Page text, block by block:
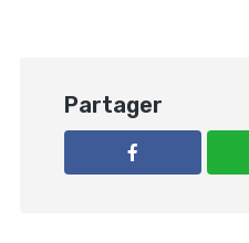
Partager